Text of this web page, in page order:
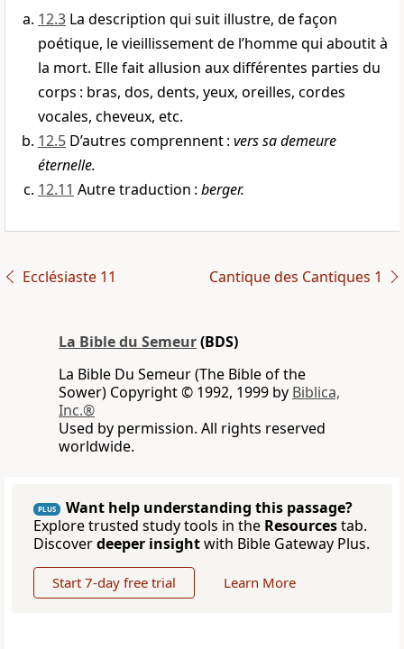
12.3 La description qui suit illustre, de façon
poétique, le vieillissement de l’homme qui aboutit à
la mort. Elle fait allusion aux différentes parties du
corps : bras, dos, dents, yeux, oreilles, cordes
vocales, cheveux, etc.
12.5 D’autres comprennent : vers sa demeure
éternelle.
12.11 Autre traduction : berger.
Ecclésiaste 11 Cantique des Cantiques 1
La Bible du Semeur(BDS)
La Bible Du Semeur (The Bible of the
Sower) Copyright © 1992, 1999 by Biblica,
Inc.®
Used by permission. All rights reserved
worldwide.
PLUS
Want help understanding this passage?
Explore trusted study tools in the Resourcestab.
Discoverdeeper insightwith Bible Gateway Plus.
Start 7-day free trial Learn More